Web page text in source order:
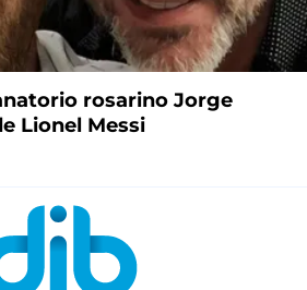
rosarino Jorge
Lionel Messi